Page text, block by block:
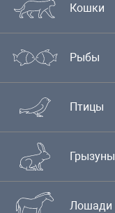
Кошки
Рыбы
Птицы
Грызуны
Лошади